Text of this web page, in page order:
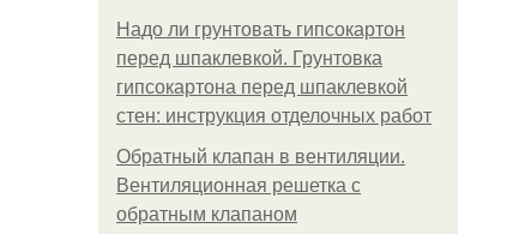
Надо ли грунтовать гипсокартон
перед шпаклевкой. Грунтовка
гипсокартона перед шпаклевкой
стен: инструкция отделочных работ
Обратный клапан в вентиляции.
Вентиляционная решетка с
обратным клапаном